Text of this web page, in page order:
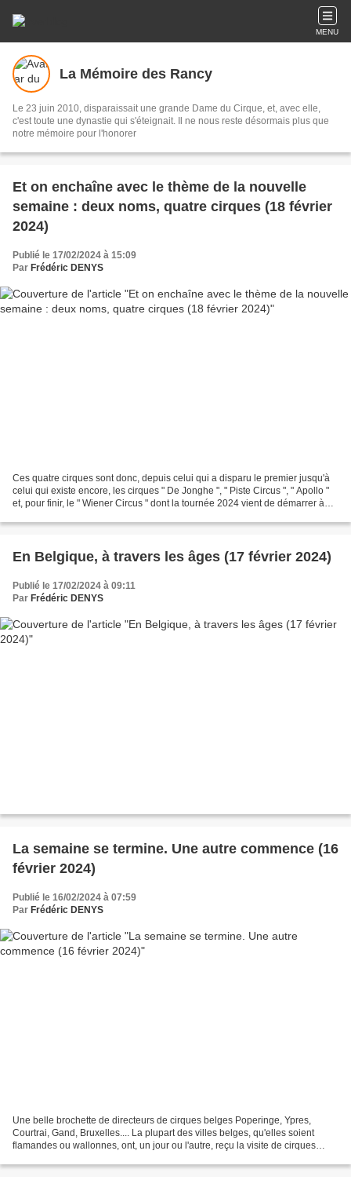
MENU
La Mémoire des Rancy
Le 23 juin 2010, disparaissait une grande Dame du Cirque, et, avec elle,
c'est toute une dynastie qui s'éteignait. Il ne nous reste désormais plus que
notre mémoire pour l'honorer
Et on enchaîne avec le thème de la nouvelle
semaine : deux noms, quatre cirques (18 février
2024)
Publié le 17/02/2024 à 15:09
Par Frédéric DENYS
Ces quatre cirques sont donc, depuis celui qui a disparu le premier jusqu'à
celui qui existe encore, les cirques " De Jonghe ", " Piste Circus ", " Apollo "
et, pour finir, le " Wiener Circus " dont la tournée 2024 vient de démarrer à
En Belgique, à travers les âges (17 février 2024)
Publié le 17/02/2024 à 09:11
Par Frédéric DENYS
La semaine se termine. Une autre commence (16
février 2024)
Publié le 16/02/2024 à 07:59
Par Frédéric DENYS
Une belle brochette de directeurs de cirques belges Poperinge, Ypres,
Courtrai, Gand, Bruxelles.... La plupart des villes belges, qu'elles soient
flamandes ou wallonnes, ont, un jour ou l'autre, reçu la visite de cirques